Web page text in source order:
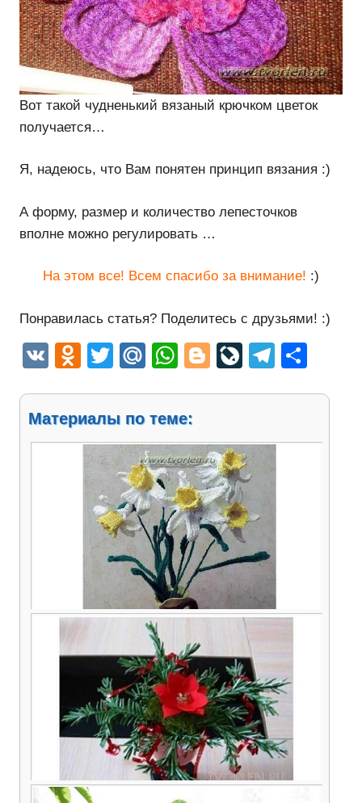
Вот такой чудненький вязаный крючком цветок
получается…
Я, надеюсь, что Вам понятен принцип вязания :)
А форму, размер и количество лепесточков
вполне можно регулировать …
На этом все! Всем спасибо за внимание! :)
Понравилась статья? Поделитесь с друзьями! :)
VK Odnoklassniki
TwitterMail.Ru
WhatsApp
Blogger
Материалы по теме:
Весенний букетик из нарциссов крючком